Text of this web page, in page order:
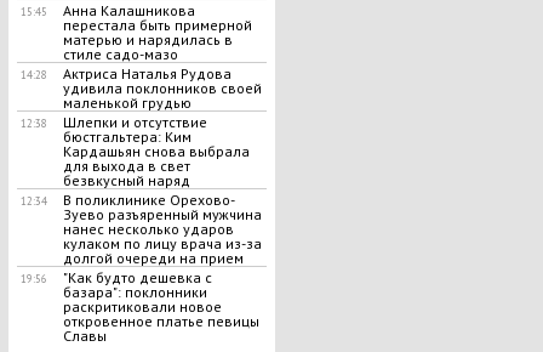
15:45
Анна Калашникова
перестала быть примерной
матерью и нарядилась в
стиле садо-мазо
14:28
Актриса Наталья Рудова
удивила поклонников своей
маленькой грудью
12:38
Шлепки и отсутствие
бюстгальтера: Ким
Кардашьян снова выбрала
для выхода в свет
безвкусный наряд
12:34
В поликлинике Орехово-
Зуево разъяренный мужчина
нанес несколько ударов
кулаком по лицу врача из-за
долгой очереди на прием
19:56
"Как будто дешевка с
базара": поклонники
раскритиковали новое
откровенное платье певицы
Славы